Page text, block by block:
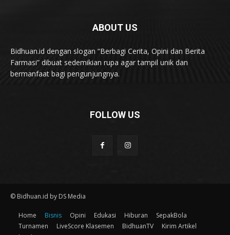
ABOUT US
Bidhuan.id dengan slogan “Berbagi Cerita, Opini dan Berita
Farmasi” dibuat sedemikian rupa agar tampil unik dan
bermanfaat bagi pengunjungnya.
FOLLOW US
© Bidhuan.id by DS Media
Home Bisnis Opini Edukasi Hiburan
SepakBola
Turnamen
LiveScore Klasemen BidhuanTV
Kirim Artikel